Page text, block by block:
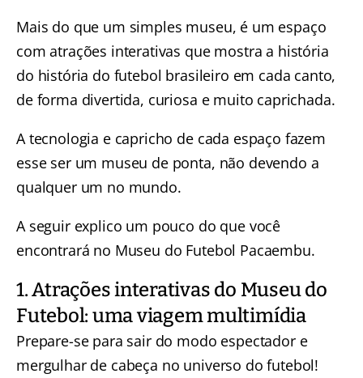
Mais do que um simples museu, é um espaço
com atrações interativas que mostra a história
do história do futebol brasileiro em cada canto,
de forma divertida, curiosa e muito caprichada.
A tecnologia e capricho de cada espaço fazem
esse ser um museu de ponta, não devendo a
qualquer um no mundo.
A seguir explico um pouco do que você
encontrará no Museu do Futebol Pacaembu.
1. Atrações interativas do Museu do
Futebol: uma viagem multimídia
Prepare-se para sair do modo espectador e
mergulhar de cabeça no universo do futebol!